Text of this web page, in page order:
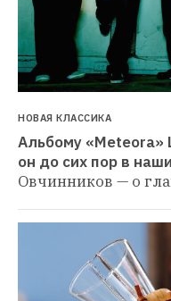
НОВАЯ КЛАССИКА
Альбому «Meteora»
он до сих пор в
Овчинников — о